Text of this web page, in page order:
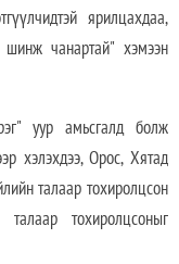
ярилцахдаа,
чанартай" хэмээн
уур амьсгалд болж
хэлэхдээ, Орос, Хятад
талаар тохиролцсон
тохиролцсоныг